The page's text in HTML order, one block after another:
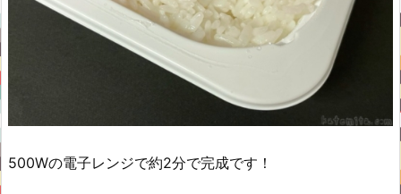
500Wの電子レンジで約2分で完成です！